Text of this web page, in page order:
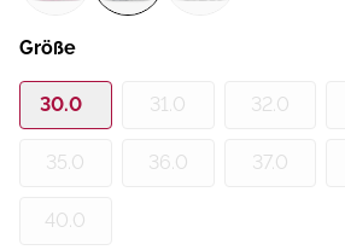
Größe
30.0 31.0 32.0
35.0 36.0 37.0
40.0